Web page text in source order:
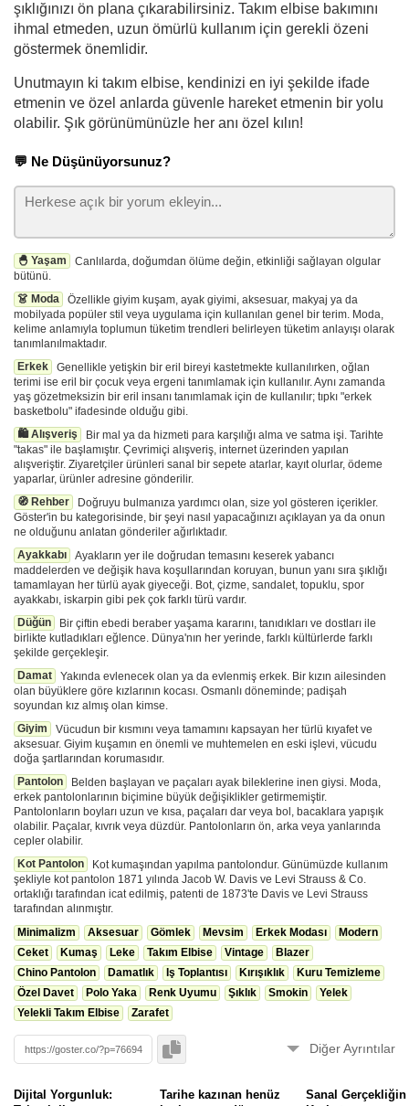
şıklığınızı ön plana çıkarabilirsiniz. Takım elbise bakımını
ihmal etmeden, uzun ömürlü kullanım için gerekli özeni
göstermek önemlidir.
Unutmayın ki takım elbise, kendinizi en iyi şekilde ifade
etmenin ve özel anlarda güvenle hareket etmenin bir yolu
olabilir. Şık görünümünüzle her anı özel kılın!
💬 Ne Düşünüyorsunuz?
🐣 Yaşam
Canlılarda, doğumdan ölüme değin, etkinliği sağlayan olgular
bütünü.
👗 Moda
Özellikle giyim kuşam, ayak giyimi, aksesuar, makyaj ya da
mobilyada popüler stil veya uygulama için kullanılan genel bir terim. Moda,
kelime anlamıyla toplumun tüketim trendleri belirleyen tüketim anlayışı olarak
tanımlanılmaktadır.
Erkek
Genellikle yetişkin bir eril bireyi kastetmekte kullanılırken, oğlan
terimi ise eril bir çocuk veya ergeni tanımlamak için kullanılır. Aynı zamanda
yaş gözetmeksizin bir eril insanı tanımlamak için de kullanılır; tıpkı "erkek
basketbolu" ifadesinde olduğu gibi.
🛍️ Alışveriş
Bir mal ya da hizmeti para karşılığı alma ve satma işi. Tarihte
"takas" ile başlamıştır. Çevrimiçi alışveriş, internet üzerinden yapılan
alışveriştir. Ziyaretçiler ürünleri sanal bir sepete atarlar, kayıt olurlar, ödeme
yaparlar, ürünler adresine gönderilir.
🧭 Rehber
Doğruyu bulmanıza yardımcı olan, size yol gösteren içerikler.
Göster'in bu kategorisinde, bir şeyi nasıl yapacağınızı açıklayan ya da onun
ne olduğunu anlatan gönderiler ağırlıktadır.
Ayakkabı
Ayakların yer ile doğrudan temasını keserek yabancı
maddelerden ve değişik hava koşullarından koruyan, bunun yanı sıra şıklığı
tamamlayan her türlü ayak giyeceği. Bot, çizme, sandalet, topuklu, spor
ayakkabı, iskarpin gibi pek çok farklı türü vardır.
Düğün
Bir çiftin ebedi beraber yaşama kararını, tanıdıkları ve dostları ile
birlikte kutladıkları eğlence. Dünya'nın her yerinde, farklı kültürlerde farklı
şekilde gerçekleşir.
Damat
Yakında evlenecek olan ya da evlenmiş erkek. Bir kızın ailesinden
olan büyüklere göre kızlarının kocası. Osmanlı döneminde; padişah
soyundan kız almış olan kimse.
Giyim
Vücudun bir kısmını veya tamamını kapsayan her türlü kıyafet ve
aksesuar. Giyim kuşamın en önemli ve muhtemelen en eski işlevi, vücudu
doğa şartlarından korumasıdır.
Pantolon
Belden başlayan ve paçaları ayak bileklerine inen giysi. Moda,
erkek pantolonlarının biçimine büyük değişiklikler getirmemiştir.
Pantolonların boyları uzun ve kısa, paçaları dar veya bol, bacaklara yapışık
olabilir. Paçalar, kıvrık veya düzdür. Pantolonların ön, arka veya yanlarında
cepler olabilir.
Kot Pantolon
Kot kumaşından yapılma pantolondur. Günümüzde kullanım
şekliyle kot pantolon 1871 yılında Jacob W. Davis ve Levi Strauss & Co.
ortaklığı tarafından icat edilmiş, patenti de 1873'te Davis ve Levi Strauss
tarafından alınmıştır.
Minimalizm
Aksesuar Gömlek Mevsim Erkek Modası
Modern
Ceket
Kumaş Leke Takım Elbise Vintage
Blazer
Chino Pantolon
Damatlık Iş Toplantısı Kırışıklık
Kuru Temizleme
Özel Davet
Polo Yaka Renk Uyumu Şıklık Smokin
Yelek
Yelekli Takım Elbise
Zarafet
Diğer Ayrıntılar
Dijital Yorgunluk:
Tarihe kazınan henüz
Sanal Gerçekliğin